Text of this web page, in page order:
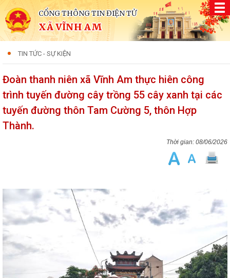
CỔNG THÔNG TIN ĐIỆN TỬ
XÃ VĨNH AM
TIN TỨC - SỰ KIỆN
Đoàn thanh niên xã Vĩnh Am thực hiên công
trình tuyến đường cây trồng 55 cây xanh tại các
tuyến đường thôn Tam Cường 5, thôn Hợp
Thành.
08/06/2026